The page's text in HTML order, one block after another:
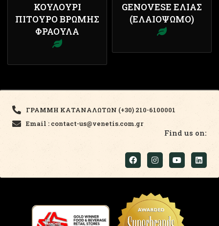
ΚΟΥΛΟΎΡΙ
ΠΊΤΟΥΡΟ ΒΡΏΜΗΣ
ΦΡΆΟΥΛΑ
GENOVESE ΕΛΙΆΣ
(ΕΛΑΙΌΨΩΜΟ)
ΓΡΑΜΜΗ ΚΑΤΑΝΑΛΩΤΩΝ (+30) 210-6100001
Email : contact-us@venetis.com.gr
Find us on: